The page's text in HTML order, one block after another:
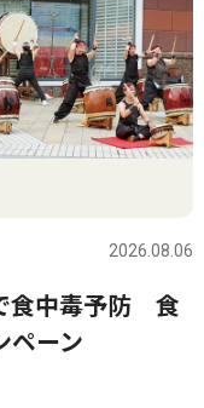
2026.08.06
食中毒予防 食
ペーン